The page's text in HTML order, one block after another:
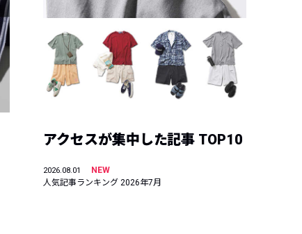
アクセスが集中した記事 TOP10
2026.08.01
NEW
人気記事ランキング 2026年7月